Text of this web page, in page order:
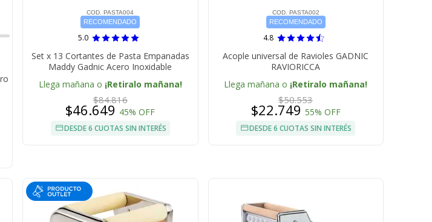
COD. PASTA004
RECOMENDADO
5.0
Set x 13 Cortantes de Pasta Empanadas
Maddy Gadnic Acero Inoxidable
Llega mañana o ¡Retiralo mañana!
$84.816
$46.649 45% OFF
DESDE 6 CUOTAS SIN INTERÉS
COD. PASTA002
RECOMENDADO
4.8
Acople universal de Ravioles GADNIC
RAVIORICCA
Llega mañana o ¡Retiralo mañana!
$50.553
$22.749 55% OFF
DESDE 6 CUOTAS SIN INTERÉS